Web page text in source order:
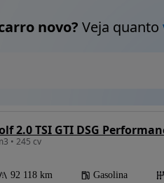
novo? Veja quanto
2.0 TSI GTI DSG
• 245 cv
92 118 km Gasolina